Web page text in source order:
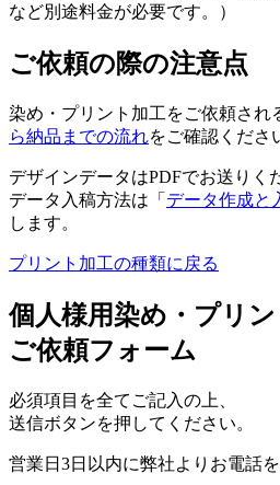
など別途料金が必要です。）
ご依頼の際の注意点
染め・プリント加工をご依頼され
ら納品までの流れをご確認くださ
デザインデータはPDFでお送りく
データ入稿方法は「 データ作成と
します。
プリント加工の種類に戻る
個人様用染め・プリ
ご依頼フォーム
必須項目を全てご記入の上、
送信ボタンを押してください。
営業日3日以内に弊社よりお電話を